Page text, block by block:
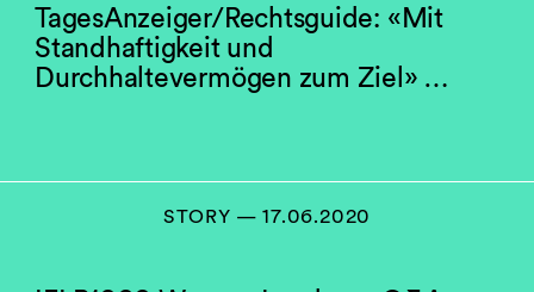
TagesAnzeiger/Rechtsguide: «Mit
Standhaftigkeit und
Durchhaltevermögen zum Ziel» …
STORY — 17.06.2020